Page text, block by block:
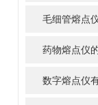
毛细管熔点
药物熔点仪
数字熔点仪